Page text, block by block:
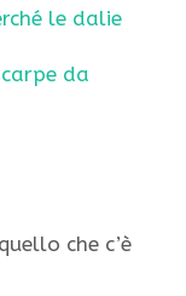
le dalie
da
che c’è